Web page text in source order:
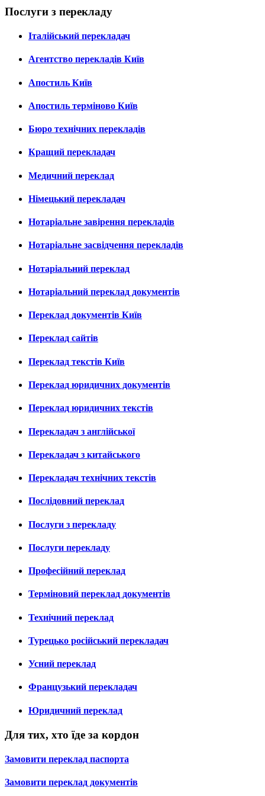
Послуги з перекладу
Італійський перекладач
Агентство перекладів Київ
Апостиль Київ
Апостиль терміново Київ
Бюро технічних перекладів
Кращий перекладач
Медичний переклад
Німецький перекладач
Нотаріальне завірення перекладів
Нотаріальне засвідчення перекладів
Нотаріальний переклад
Нотаріальний переклад документів
Переклад документів Київ
Переклад сайтів
Переклад текстів Київ
Переклад юридичних документів
Переклад юридичних текстів
Перекладач з англійської
Перекладач з китайського
Перекладач технічних текстів
Послідовний переклад
Послуги з перекладу
Послуги перекладу
Професійний переклад
Терміновий переклад документів
Технічний переклад
Турецько російський перекладач
Усний переклад
Французький перекладач
Юридичний переклад
Для тих, хто їде за кордон
Замовити переклад паспорта
Замовити переклад документів